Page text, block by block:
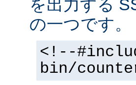
を出力する
の一つです。
<!--
bin/